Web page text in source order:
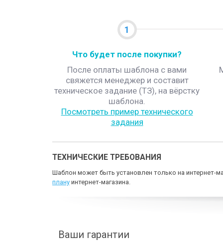
1
Что будет после покупки?
После оплаты шаблона с вами
свяжется менеджер и составит
техническое задание (ТЗ), на вёрстку
шаблона.
Посмотреть пример технического
задания
ТЕХНИЧЕСКИЕ ТРЕБОВАНИЯ
Шаблон может быть установлен только на интернет-
плану интернет-магазина.
Ваши гарантии